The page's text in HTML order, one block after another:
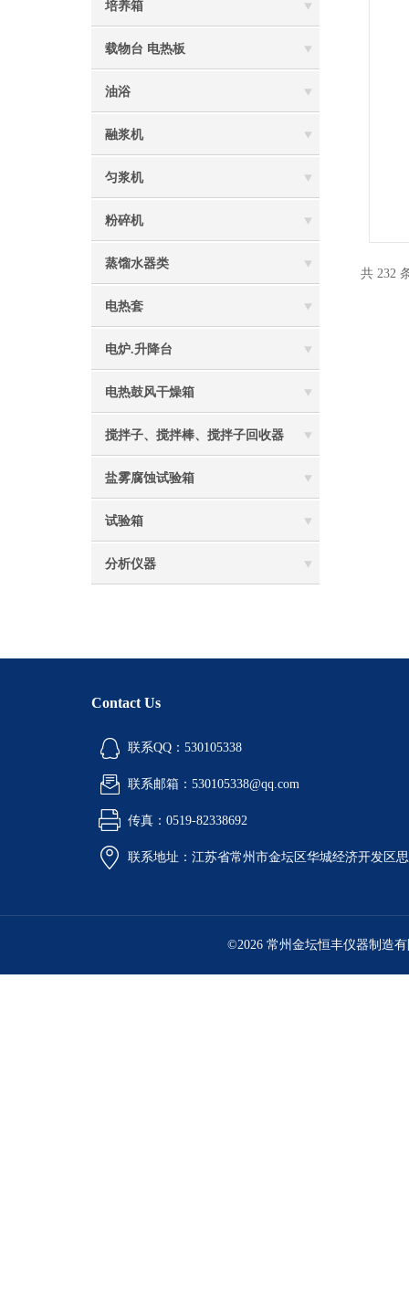
培养箱
载物台 电热板
油浴
融浆机
匀浆机
粉碎机
蒸馏水器类
电热套
电炉.升降台
电热鼓风干燥箱
搅拌子、搅拌棒、搅拌子回收器
盐雾腐蚀试验箱
试验箱
分析仪器
共 232
Contact Us
联系QQ：530105338
联系邮箱：530105338@qq.com
传真：0519-82338692
联系地址：江苏省常州市金坛区华城经济开发区
©2026 常州金坛恒丰仪器制造